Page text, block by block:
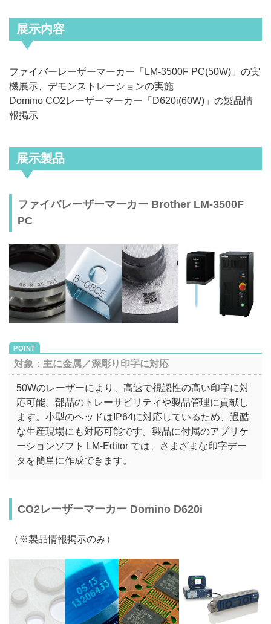
展示内容
ファイバーレーザーマーカー「LM-3500F PC(50W)」の実
機展示、デモンストレーションの実施
Domino CO2レーザーマーカー「D620i(60W)」の製品情
報掲示
展示製品
ファイバレーザーマーカー Brother LM-3500F
PC
対象：主に金属／深彫り印字に対応
50Wのレーザーにより、高速で視認性の高い印字に対
応可能。部品のトレーサビリティや製品管理に貢献し
ます。小型のヘッドはIP64に対応しているため、過酷
な生産現場にも対応可能です。製品に付属のアプリケ
ーションソフト LM-Editor では、さまざまな印字デー
タを簡単に作成できます。
CO2レーザーマーカー Domino D620i
（※製品情報掲示のみ）